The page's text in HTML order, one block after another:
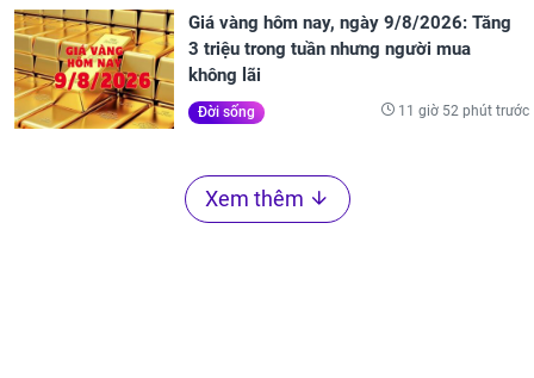
Giá vàng hôm nay, ngày 9/8/2026: Tăng
3 triệu trong tuần nhưng người mua
không lãi
Đời sống 11 giờ 52 phút trước
Xem thêm